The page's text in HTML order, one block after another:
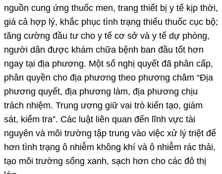
nguồn cung ứng thuốc men, trang thiết bị y tế kịp thời,
giá cả hợp lý, khắc phục tình trạng thiếu thuốc cục bộ;
tăng cường đầu tư cho y tế cơ sở và y tế dự phòng,
người dân được khám chữa bệnh ban đầu tốt hơn
ngay tại địa phương. Một số nghị quyết đã phân cấp,
phân quyền cho địa phương theo phương châm “Địa
phương quyết, địa phương làm, địa phương chịu
trách nhiệm. Trung ương giữ vai trò kiến tạo, giám
sát, kiểm tra”. Các luật liên quan đến lĩnh vực tài
nguyên và môi trường tập trung vào việc xử lý triệt để
hơn tình trạng ô nhiễm không khí và ô nhiễm rác thải,
tạo môi trường sống xanh, sạch hơn cho các đô thị